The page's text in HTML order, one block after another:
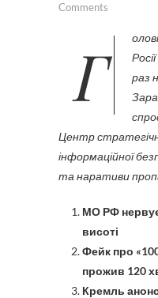
Comments
Головний тренд сьогоднішньої
раз
Центр
інформаційної
та наративи
МО РФ
висоті
Фейк про
прожив 120
Кремль